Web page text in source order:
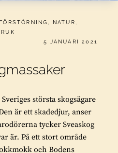
, NATUR ,
PUBLICERAT
5 JANUARI 2021
största skogsägare
är ett skadedjur, anser
tycker Sveaskog
är. På ett stort område
och Bodens